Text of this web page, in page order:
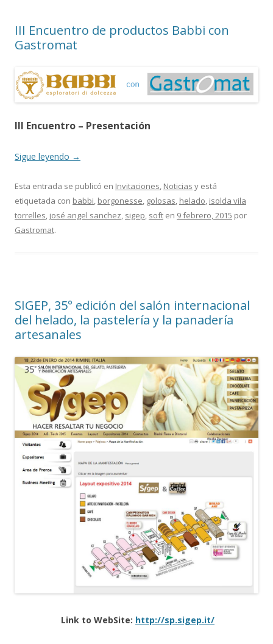
III Encuentro de productos Babbi con
Gastromat
III Encuentro – Presentación
Sigue leyendo →
Esta entrada se publicó en Invitaciones, Noticias y está
etiquetada con babbi, borgonesse, golosas, helado, isolda vila
torrelles, josé angel sanchez, sigep, soft en 9 febrero, 2015 por
Gastromat.
SIGEP, 35° edición del salón internacional
del helado, la pastelería y la panadería
artesanales
Link to WebSite: http://sp.sigep.it/